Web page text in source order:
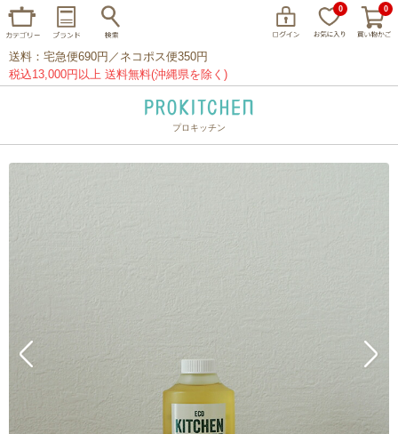
0 0
マリメッコ
送料：宅急便690円／ネコポス便350円
税込13,000円以上 送料無料(沖縄県を除く)
プロキッチン